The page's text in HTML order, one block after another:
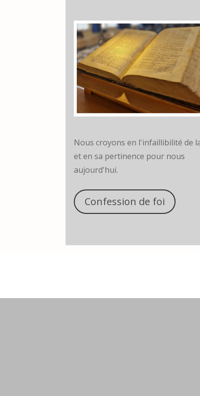
Nous croyons en l'infaillibilité de
et en sa pertinence pour nous
aujourd'hui.
Confession de foi